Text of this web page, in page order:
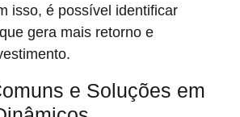
isso, é possível identificar
gera mais retorno e
e Soluções em